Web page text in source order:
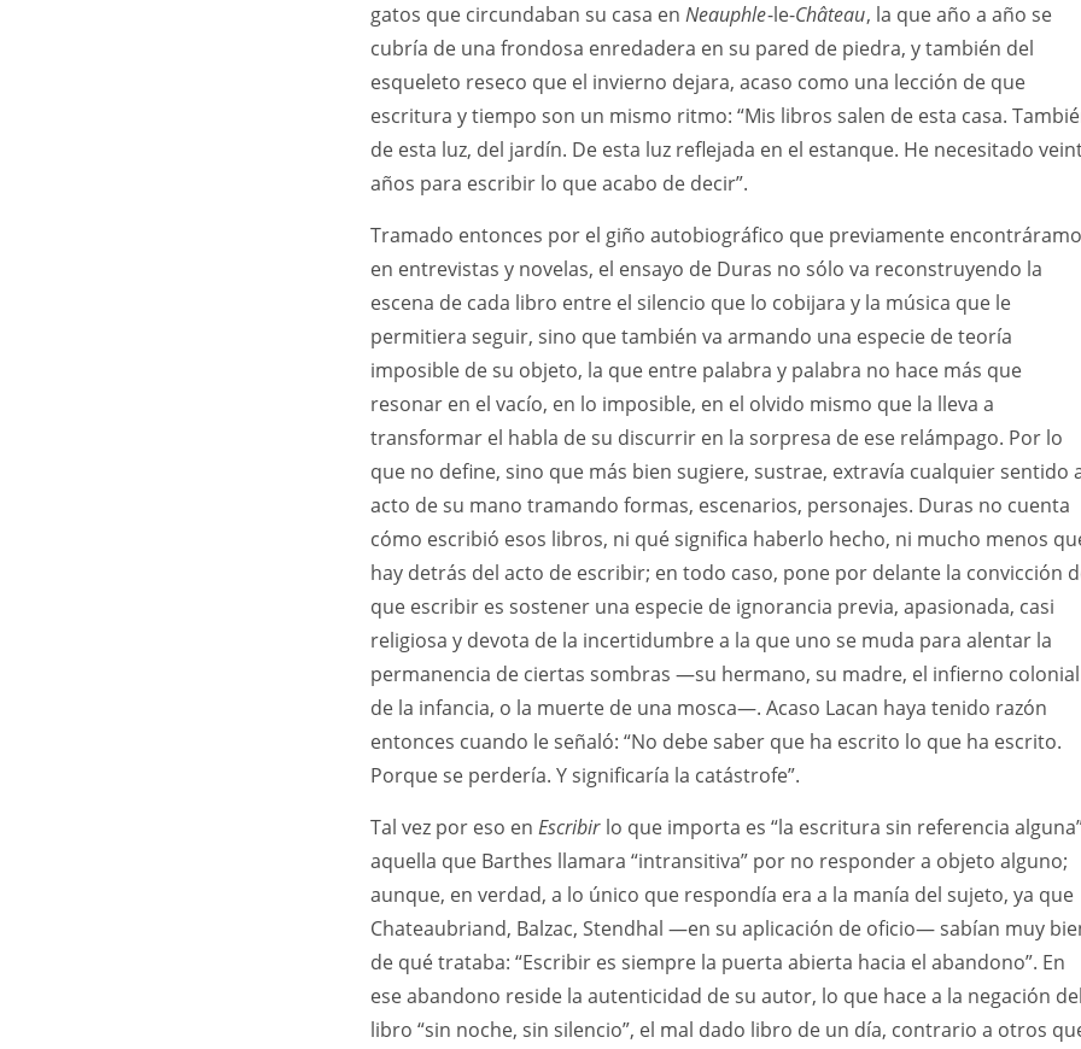
gatos que circundaban su casa en Neauphle-le-Château, la que año a año se
cubría de una frondosa enredadera en su pared de piedra, y también del
esqueleto reseco que el invierno dejara, acaso como una lección de que
escritura y tiempo son un mismo ritmo: “Mis libros salen de esta casa.
de esta luz, del jardín. De esta luz reflejada en el estanque. He necesitado
años para escribir lo que acabo de decir”.
Tramado entonces por el giño autobiográfico que previamente
en entrevistas y novelas, el ensayo de Duras no sólo va reconstruyendo la
escena de cada libro entre el silencio que lo cobijara y la música que le
permitiera seguir, sino que también va armando una especie de teoría
imposible de su objeto, la que entre palabra y palabra no hace más que
resonar en el vacío, en lo imposible, en el olvido mismo que la lleva a
transformar el habla de su discurrir en la sorpresa de ese relámpago. Por lo
que no define, sino que más bien sugiere, sustrae, extravía cualquier sentido
acto de su mano tramando formas, escenarios, personajes. Duras no cuenta
cómo escribió esos libros, ni qué significa haberlo hecho, ni mucho menos
hay detrás del acto de escribir; en todo caso, pone por delante la convicción
que escribir es sostener una especie de ignorancia previa, apasionada, casi
religiosa y devota de la incertidumbre a la que uno se muda para alentar la
permanencia de ciertas sombras —su hermano, su madre, el infierno colonial
de la infancia, o la muerte de una mosca—. Acaso Lacan haya tenido razón
entonces cuando le señaló: “No debe saber que ha escrito lo que ha escrito.
Porque se perdería. Y significaría la catástrofe”.
Tal vez por eso en Escribir lo que importa es “la escritura sin referencia
aquella que Barthes llamara “intransitiva” por no responder a objeto alguno;
aunque, en verdad, a lo único que respondía era a la manía del sujeto, ya que
Chateaubriand, Balzac, Stendhal —en su aplicación de oficio— sabían muy
de qué trataba: “Escribir es siempre la puerta abierta hacia el abandono”. En
ese abandono reside la autenticidad de su autor, lo que hace a la negación del
libro “sin noche, sin silencio”, el mal dado libro de un día, contrario a otros